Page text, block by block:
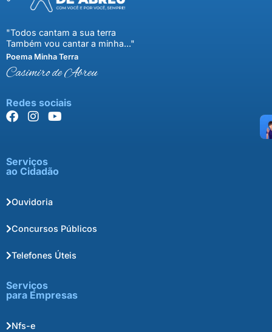
"Todos cantam a sua terra
Também vou cantar a minha..."
Poema Minha Terra
Casimiro de Abreu
Redes sociais
Serviços
ao Cidadão
Ouvidoria
Concursos Públicos
Telefones Úteis
Serviços
para Empresas
Nfs-e